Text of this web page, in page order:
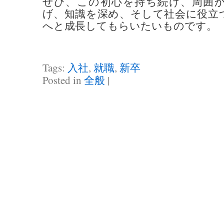
げ、知識を深め、そして社会に役立
へと成長してもらいたいものです。
Tags: 入社, 就職, 新卒
Posted in 全般 |